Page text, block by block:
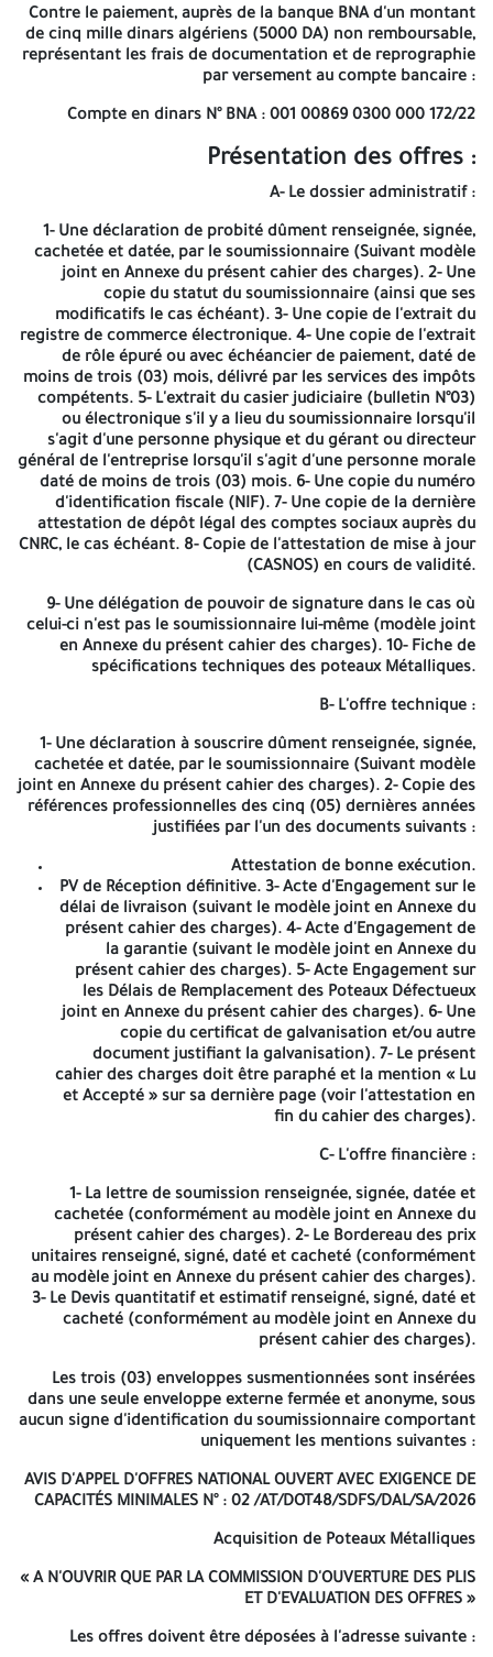
correspondant à la date limite du dépôt des plis à 12h00 à
l'adresse précitée. Les candidats restent tenus par leurs offres
pendant une période de cent quatre-vingts (180) jours à compter
de la date limite de dépôt des plis. Algérie Télécom EPE/SPA au
38 39 NIF : 00021600180833716001 Siège Social : Route Nationale
n°05, Cinq Maisons,16130, Mohammadia – Alger ANEP N°
2616009593 Le Quotidien d'Oran 18/03/2026 A -=-=-=-
Direction Opérationnelle des
Télécommunications de Relizane
Adresse : BD 11 Décembre El Intissar Relizane
AVIS D'APPEL D'OFFRES NATIONAL OUVERT AVEC EXIGENCE DE
CAPACITÉS MINIMALES
N° : 02/AT/DOT48/SDFS/DAL/SA/2026
La Direction Opérationnelles des Télécommunications de
Relizane lance un avis d'appel d'offres national ouvert avec
exigence de capacités minimales pour :
ACQUISITION DE POTEAUX METALLIQUES
La présente opération est constituée d'Un (01) seul lot.
ETENDUE DU BESOIN :
| 01 | Poteaux métalliques – Hauteur 6,25 mètres. | 02 | Poteaux
Hauteur 8 mètres.
ELIGIBILITE DES CANDIDATS :
Le présent cahier des charges s'adresse aux soumissionnaires
prescriptions techniques (CPT).
Les entreprises intéressées par le présent appel d'offres peuvent
retirer le cahier des charges auprès de la structure contractante
d'Algérie Télécom à l'adresse suivante :
Direction Opérationnelle des Télécommunications de Relizane
Département Achats et Logistique
Service Achats
Adresse :BD 11 Décembre El Intissar Relizane
cinq mille dinars algériens (5000 DA) non remboursable,
versement au compte bancaire :
Compte en dinars N° BNA : 001 00869 0300 000 172/22
Présentation des offres :
A- Le dossier administratif :
1- Une déclaration de probité dûment renseignée, signée,
cachetée et datée, par le soumissionnaire (Suivant modèle joint
en Annexe du présent cahier des charges). 2- Une copie du statut
du soumissionnaire (ainsi que ses modificatifs le cas échéant). 3-
Une copie de l'extrait du registre de commerce électronique. 4-
paiement, daté de moins de trois (03) mois, délivré par les
services des impôts compétents. 5- L'extrait du casier judiciaire
lorsqu'il s'agit d'une personne physique et du gérant ou directeur
daté de moins de trois (03) mois. 6- Une copie du numéro
d'identification fiscale (NIF). 7- Une copie de la dernière
attestation de dépôt légal des comptes sociaux auprès du CNRC,
le cas échéant. 8- Copie de l'attestation de mise à jour (CASNOS)
Contre le paiement, auprès de la banque BNA d'un montant
de cinq mille dinars algériens (5000 DA) non remboursable,
représentant les frais de documentation et de reprographie
par versement au compte bancaire :
Compte en dinars N° BNA : 001 00869 0300 000 172/22
Présentation des offres :
A- Le dossier administratif :
1- Une déclaration de probité dûment renseignée, signée,
cachetée et datée, par le soumissionnaire (Suivant modèle
joint en Annexe du présent cahier des charges). 2- Une
copie du statut du soumissionnaire (ainsi que ses
modificatifs le cas échéant). 3- Une copie de l'extrait du
registre de commerce électronique. 4- Une copie de l'extrait
de rôle épuré ou avec échéancier de paiement, daté de
moins de trois (03) mois, délivré par les services des impôts
compétents. 5- L'extrait du casier judiciaire (bulletin N°03)
ou électronique s'il y a lieu du soumissionnaire lorsqu'il
s'agit d'une personne physique et du gérant ou directeur
général de l'entreprise lorsqu'il s'agit d'une personne morale
daté de moins de trois (03) mois. 6- Une copie du numéro
d'identification fiscale (NIF). 7- Une copie de la dernière
attestation de dépôt légal des comptes sociaux auprès du
CNRC, le cas échéant. 8- Copie de l'attestation de mise à jour
(CASNOS) en cours de validité.
9- Une délégation de pouvoir de signature dans le cas où
celui-ci n'est pas le soumissionnaire lui-même (modèle joint
en Annexe du présent cahier des charges). 10- Fiche de
spécifications techniques des poteaux Métalliques.
B- L'offre technique :
1- Une déclaration à souscrire dûment renseignée, signée,
cachetée et datée, par le soumissionnaire (Suivant modèle
joint en Annexe du présent cahier des charges). 2- Copie des
références professionnelles des cinq (05) dernières années
justifiées par l'un des documents suivants :
Attestation de bonne exécution.
PV de Réception définitive. 3- Acte d'Engagement sur le
délai de livraison (suivant le modèle joint en Annexe du
présent cahier des charges). 4- Acte d'Engagement de
la garantie (suivant le modèle joint en Annexe du
présent cahier des charges). 5- Acte Engagement sur
les Délais de Remplacement des Poteaux Défectueux
joint en Annexe du présent cahier des charges). 6- Une
copie du certificat de galvanisation et/ou autre
document justifiant la galvanisation). 7- Le présent
cahier des charges doit être paraphé et la mention « Lu
et Accepté » sur sa dernière page (voir l'attestation en
fin du cahier des charges).
C- L'offre financière :
1- La lettre de soumission renseignée, signée, datée et
cachetée (conformément au modèle joint en Annexe du
présent cahier des charges). 2- Le Bordereau des prix
unitaires renseigné, signé, daté et cacheté (conformément
au modèle joint en Annexe du présent cahier des charges).
3- Le Devis quantitatif et estimatif renseigné, signé, daté et
cacheté (conformément au modèle joint en Annexe du
présent cahier des charges).
Les trois (03) enveloppes susmentionnées sont insérées
dans une seule enveloppe externe fermée et anonyme, sous
aucun signe d'identification du soumissionnaire comportant
uniquement les mentions suivantes :
AVIS D'APPEL D'OFFRES NATIONAL OUVERT AVEC EXIGENCE DE
CAPACITÉS MINIMALES N° : 02 /AT/DOT48/SDFS/DAL/SA/2026
Acquisition de Poteaux Métalliques
« A N'OUVRIR QUE PAR LA COMMISSION D'OUVERTURE DES PLIS
ET D'EVALUATION DES OFFRES »
Les offres doivent être déposées à l'adresse suivante :